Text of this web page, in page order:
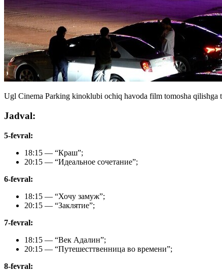
Ugl Cinema Parking kinoklubi ochiq havoda film tomosha qilishga
Jadval:
5-fevral:
18:15 — “Краш”;
20:15 — “Идеальное сочетание”;
6-fevral:
18:15 — “Хочу замуж”;
20:15 — “Заклятие”;
7-fevral:
18:15 — “Век Адалин”;
20:15 — “Путешесттвенница во времени”;
8-fevral: